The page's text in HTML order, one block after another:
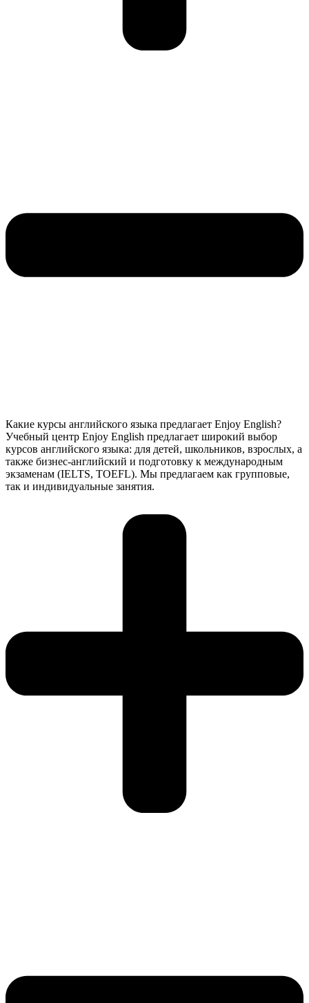
Какие курсы английского языка предлагает Enjoy English?
Учебный центр Enjoy English предлагает широкий выбор
курсов английского языка: для детей, школьников, взрослых, а
также бизнес-английский и подготовку к международным
экзаменам (IELTS, TOEFL). Мы предлагаем как групповые,
так и индивидуальные занятия.